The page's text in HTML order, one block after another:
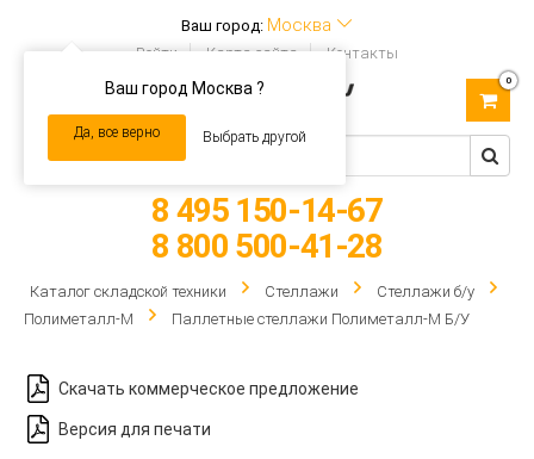
Ваш город: Москва
Ваш город Москва ?
Да, все верно Выбрать другой
Войти Карта сайта Контакты
navigation
0
8 495 150-14-67
8 800 500-41-28
Каталог складской техники Стеллажи
Стеллажи б/у
Полиметалл-М
Паллетные стеллажи Полиметалл-М Б/У
Скачать коммерческое предложение
Версия для печати